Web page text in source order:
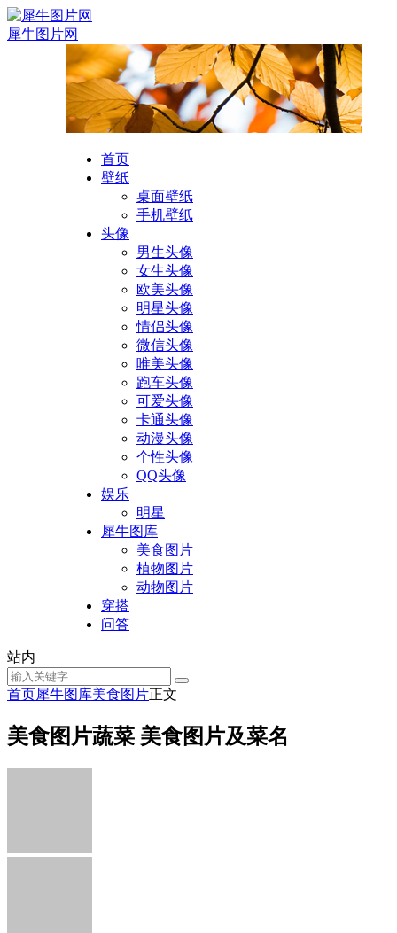
犀牛图片网
首页
壁纸
桌面壁纸
手机壁纸
头像
男生头像
女生头像
欧美头像
明星头像
情侣头像
微信头像
唯美头像
跑车头像
可爱头像
卡通头像
动漫头像
个性头像
QQ头像
娱乐
明星
犀牛图库
美食图片
植物图片
动物图片
穿搭
问答
站内
首页犀牛图库美食图片正文
美食图片蔬菜 美食图片及菜名